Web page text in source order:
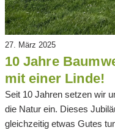
27. März 2025
10 Jahre
mit einer Linde!
Seit 10 Jahren setzen wir
die Natur ein. Dieses
gleichzeitig etwas Gutes